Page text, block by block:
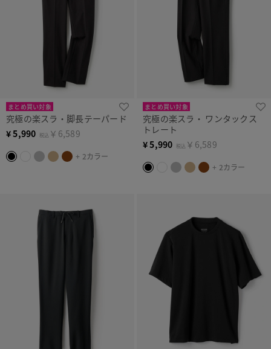
まとめ買い対象
究極の楽スラ・脚長テーパード
¥5,990 税込 ￥6,589
+ 2カラー
まとめ買い対象
究極の楽スラ・ ワンタックス
トレート
¥5,990 税込 ￥6,589
+ 2カラー